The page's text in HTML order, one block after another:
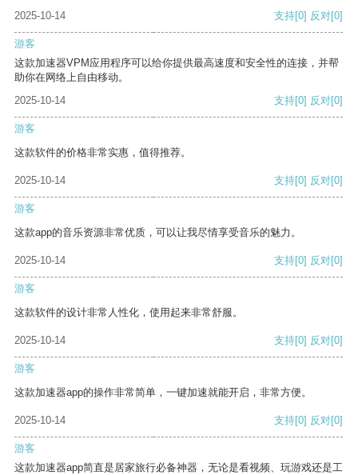
2025-10-14
支持[0] 反对[0]
游客
这款加速器VPM应用程序可以给你提供最高速度和安全性的连接，并帮
助你在网络上自由移动。
2025-10-14
支持[0] 反对[0]
游客
这款软件的价格非常实惠，值得推荐。
2025-10-14 支持[0] 反对[0]
游客
这款app的音乐资源非常优质，可以让我尽情享受音乐的魅力。
2025-10-14 支持[0] 反对[0]
游客
这款软件的设计非常人性化，使用起来非常舒服。
2025-10-14 支持[0] 反对[0]
游客
这款加速器app的操作非常简单，一键加速就能开启，非常方便。
2025-10-14 支持[0] 反对[0]
游客
这款加速器app简直是居家旅行必备神器，无论是看视频、玩游戏还是工